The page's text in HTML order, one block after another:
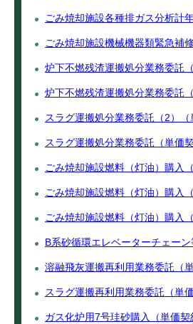
ごみ焼却施設各種排ガス分析計
ごみ焼却施設機械機器類緊急補
炉下不燃残渣運搬処分業務委託
炉下不燃残渣運搬処分業務委託（
スラグ運搬処分業務委託（2）（
スラグ運搬処分業務委託（単価契
ごみ焼却施設燃料（灯油）購入
ごみ焼却施設燃料（灯油）購入
ごみ焼却施設燃料（灯油）購入
B系砂循環エレベーターチェー
溶融飛灰運搬再利用業務委託（単
スラグ運搬再利用業務委託（単価
ガス化炉用7号珪砂購入（単価契